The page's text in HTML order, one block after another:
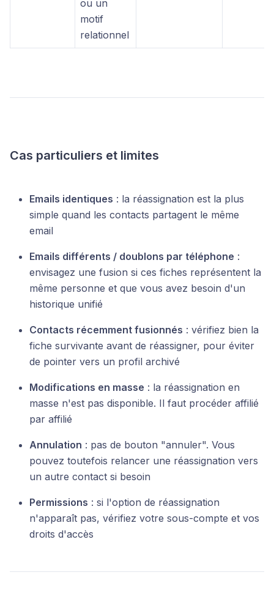
ou un
motif
relationnel
Cas particuliers et limites
Emails identiques : la réassignation est la plus
simple quand les contacts partagent le même
email
Emails différents / doublons par téléphone :
envisagez une fusion si ces fiches représentent la
même personne et que vous avez besoin d'un
historique unifié
Contacts récemment fusionnés : vérifiez bien la
fiche survivante avant de réassigner, pour éviter
de pointer vers un profil archivé
Modifications en masse : la réassignation en
masse n'est pas disponible. Il faut procéder affilié
par affilié
Annulation : pas de bouton "annuler". Vous
pouvez toutefois relancer une réassignation vers
un autre contact si besoin
Permissions : si l'option de réassignation
n'apparaît pas, vérifiez votre sous-compte et vos
droits d'accès